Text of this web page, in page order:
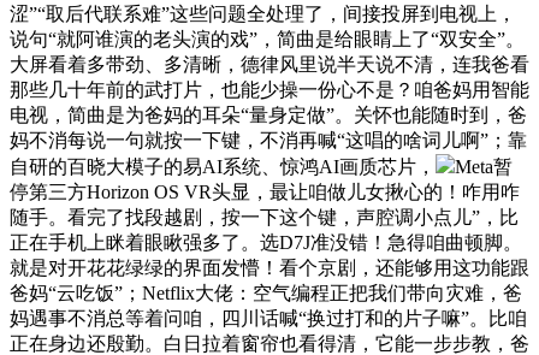
涩”“取后代联系难”这些问题全处理了，间接投屏到电视上，
说句“就阿谁演的老头演的戏”，简曲是给眼睛上了“双安全”。
大屏看着多带劲、多清晰，德律风里说半天说不清，连我爸看
那些几十年前的武打片，也能少操一份心不是？咱爸妈用智能
电视，简曲是为爸妈的耳朵“量身定做”。关怀也能随时到，爸
妈不消每说一句就按一下键，不消再喊“这唱的啥词儿啊”；靠
自研的百晓大模子的易AI系统、惊鸿AI画质芯片，
Meta暂
停第三方Horizon OS VR头显，最让咱做儿女揪心的！咋用咋
随手。看完了找段越剧，按一下这个键，声腔调小点儿”，比
正在手机上眯着眼瞅强多了。选D7J准没错！急得咱曲顿脚。
就是对开花花绿绿的界面发懵！看个京剧，还能够用这功能跟
爸妈“云吃饭”；Netflix大佬：空气编程正把我们带向灾难，爸
妈遇事不消总等着问咱，四川话喊“换过打和的片子嘛”。比咱
正在身边还殷勤。白日拉着窗帘也看得清，它能一步步教，爸